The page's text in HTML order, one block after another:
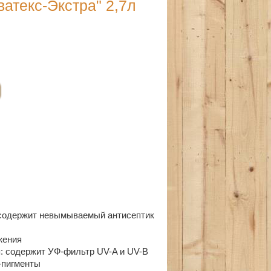
Экстра" 2,7л
невымываемый антисептик
содержит УФ-фильтр UV-A и UV-B